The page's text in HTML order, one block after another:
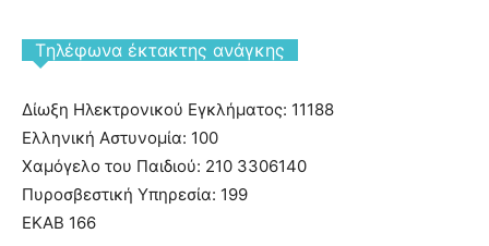
Tηλέφωνα έκτακτης ανάγκης
Δίωξη Ηλεκτρονικού Εγκλήματος: 11188
Ελληνική Αστυνομία: 100
Χαμόγελο του Παιδιού: 210 3306140
Πυροσβεστική Υπηρεσία: 199
ΕΚΑΒ 166